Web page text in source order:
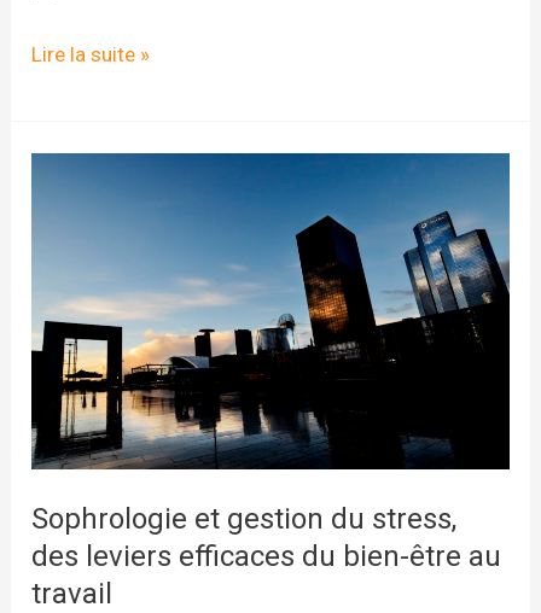
Accompagner
Lire la suite »
Sophrologie et gestion du stress,
des leviers efficaces du bien-être au
travail